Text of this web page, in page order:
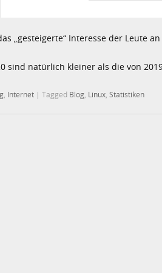
„gesteigerte“ Interesse der Leute
sind natürlich kleiner als die von
Internet | Tagged Blog Linux Statistiken